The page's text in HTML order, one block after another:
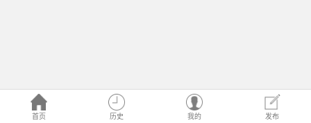
首页 历史 我的 发布